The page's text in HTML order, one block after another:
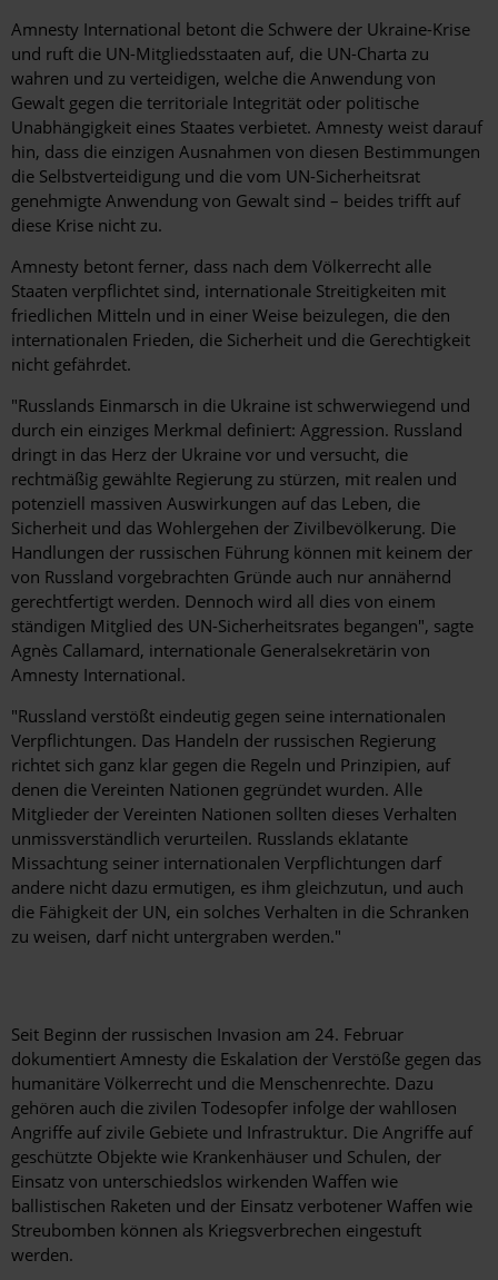
Amnesty International betont die Schwere der Ukraine-Krise
und ruft die UN-Mitgliedsstaaten auf, die UN-Charta zu
wahren und zu verteidigen, welche die Anwendung von
Gewalt gegen die territoriale Integrität oder politische
Unabhängigkeit eines Staates verbietet. Amnesty weist darauf
hin, dass die einzigen Ausnahmen von diesen Bestimmungen
die Selbstverteidigung und die vom UN-Sicherheitsrat
genehmigte Anwendung von Gewalt sind – beides trifft auf
diese Krise nicht zu.
Amnesty betont ferner, dass nach dem Völkerrecht alle
Staaten verpflichtet sind, internationale Streitigkeiten mit
friedlichen Mitteln und in einer Weise beizulegen, die den
internationalen Frieden, die Sicherheit und die Gerechtigkeit
nicht gefährdet.
"Russlands Einmarsch in die Ukraine ist schwerwiegend und
durch ein einziges Merkmal definiert: Aggression. Russland
dringt in das Herz der Ukraine vor und versucht, die
rechtmäßig gewählte Regierung zu stürzen, mit realen und
potenziell massiven Auswirkungen auf das Leben, die
Sicherheit und das Wohlergehen der Zivilbevölkerung. Die
Handlungen der russischen Führung können mit keinem der
von Russland vorgebrachten Gründe auch nur annähernd
gerechtfertigt werden. Dennoch wird all dies von einem
ständigen Mitglied des UN-Sicherheitsrates begangen", sagte
Agnès Callamard, internationale Generalsekretärin von
Amnesty International.
"Russland verstößt eindeutig gegen seine internationalen
Verpflichtungen. Das Handeln der russischen Regierung
richtet sich ganz klar gegen die Regeln und Prinzipien, auf
denen die Vereinten Nationen gegründet wurden. Alle
Mitglieder der Vereinten Nationen sollten dieses Verhalten
unmissverständlich verurteilen. Russlands eklatante
Missachtung seiner internationalen Verpflichtungen darf
andere nicht dazu ermutigen, es ihm gleichzutun, und auch
die Fähigkeit der UN, ein solches Verhalten in die Schranken
zu weisen, darf nicht untergraben werden."
Seit Beginn der russischen Invasion am 24. Februar
dokumentiert Amnesty die Eskalation der Verstöße gegen das
humanitäre Völkerrecht und die Menschenrechte. Dazu
gehören auch die zivilen Todesopfer infolge der wahllosen
Angriffe auf zivile Gebiete und Infrastruktur. Die Angriffe auf
geschützte Objekte wie Krankenhäuser und Schulen, der
Einsatz von unterschiedslos wirkenden Waffen wie
ballistischen Raketen und der Einsatz verbotener Waffen wie
Streubomben können als Kriegsverbrechen eingestuft
werden.